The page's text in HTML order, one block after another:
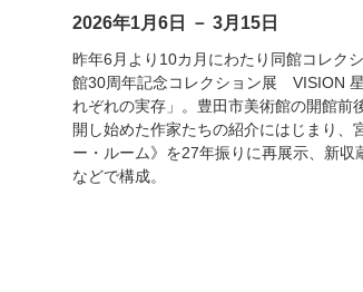
2026年1月6日 － 3月15日
昨年6月より10カ月にわたり同館コレク
館30周年記念コレクション展 VISION
れぞれの実存」。豊田市美術館の開館前
開し始めた作家たちの紹介にはじまり、
ー・ルーム》を27年振りに再展示、新収
などで構成。